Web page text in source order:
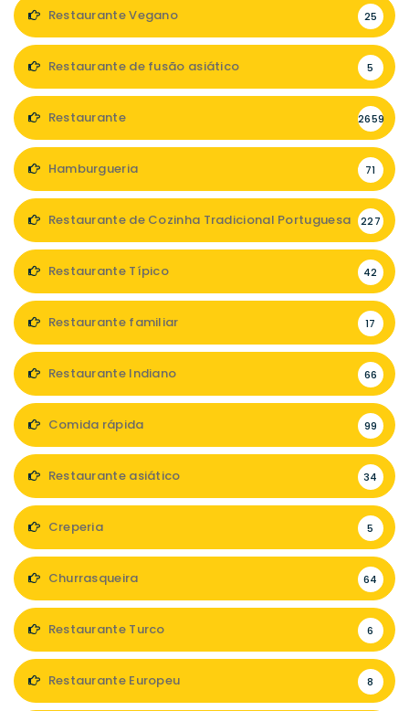
Restaurante Vegano 25
Restaurante de fusão asiático 5
Restaurante 2659
Hamburgueria 71
Restaurante de Cozinha Tradicional Portuguesa 227
Restaurante Típico 42
Restaurante familiar 17
Restaurante Indiano 66
Comida rápida 99
Restaurante asiático 34
Creperia 5
Churrasqueira 64
Restaurante Turco 6
Restaurante Europeu 8